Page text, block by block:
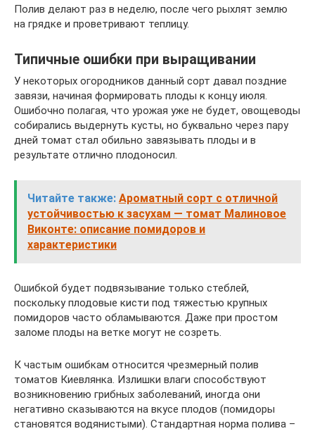
Полив делают раз в неделю, после чего рыхлят землю
на грядке и проветривают теплицу.
Типичные ошибки при выращивании
У некоторых огородников данный сорт давал поздние
завязи, начиная формировать плоды к концу июля.
Ошибочно полагая, что урожая уже не будет, овощеводы
собирались выдернуть кусты, но буквально через пару
дней томат стал обильно завязывать плоды и в
результате отлично плодоносил.
Читайте также: Ароматный сорт с отличной
устойчивостью к засухам — томат Малиновое
Виконте: описание помидоров и
характеристики
Ошибкой будет подвязывание только стеблей,
поскольку плодовые кисти под тяжестью крупных
помидоров часто обламываются. Даже при простом
заломе плоды на ветке могут не созреть.
К частым ошибкам относится чрезмерный полив
томатов Киевлянка. Излишки влаги способствуют
возникновению грибных заболеваний, иногда они
негативно сказываются на вкусе плодов (помидоры
становятся водянистыми). Стандартная норма полива –